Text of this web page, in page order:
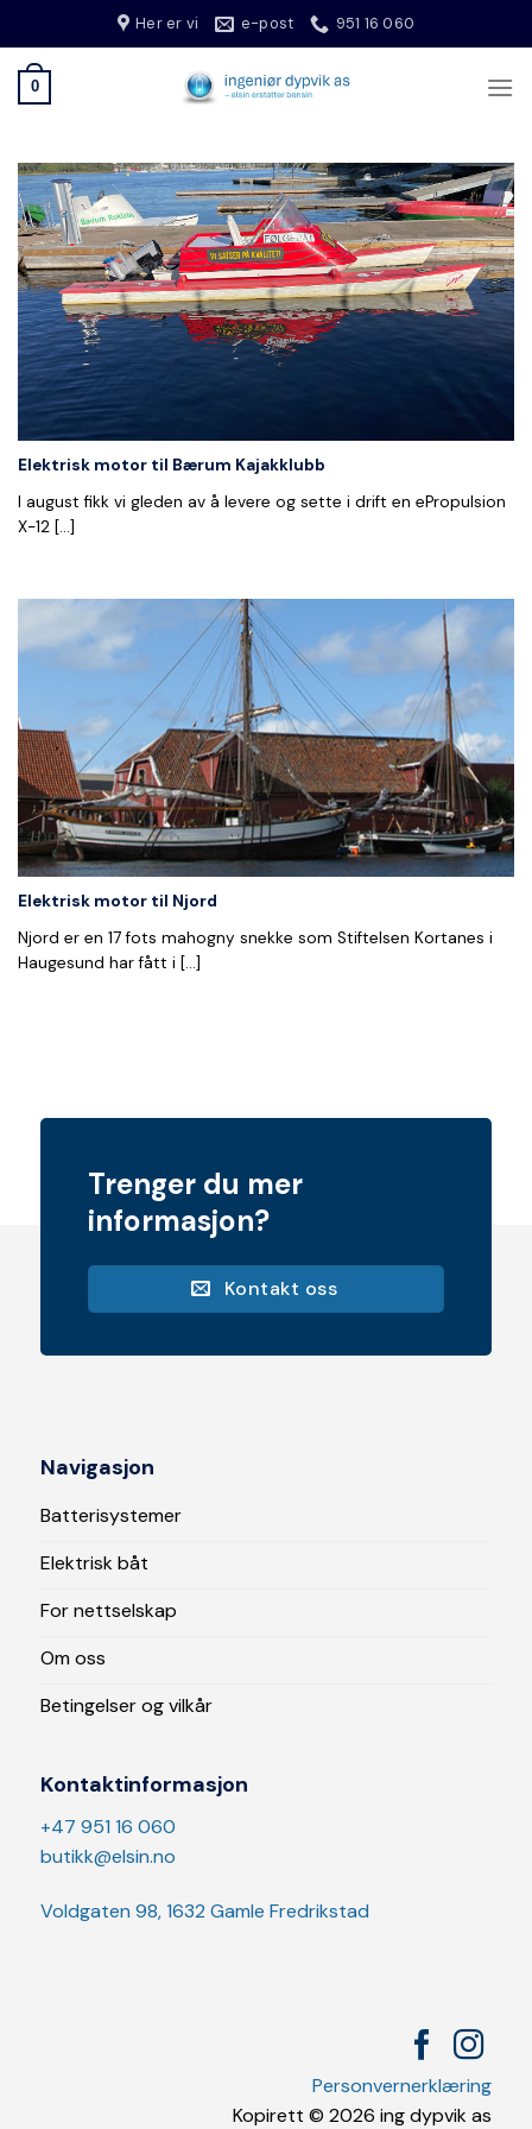
to
content
Her er vi e-post 951 16 060
0
Elektrisk motor til Bærum Kajakklubb
I august fikk vi gleden av å levere og sette i drift en ePropulsion
X-12 [...]
Elektrisk motor til Njord
Njord er en 17 fots mahogny snekke som Stiftelsen Kortanes i
Haugesund har fått i [...]
Trenger du mer
informasjon?
Kontakt oss
Kontaktinformasjon
+47 951 16 060
butikk@elsin.no
Voldgaten 98, 1632 Gamle Fredrikstad
Navigasjon
Batterisystemer
Elektrisk båt
For nettselskap
Om oss
Betingelser og vilkår
Personvernerklæring
Kopirett © 2026 ing dypvik as